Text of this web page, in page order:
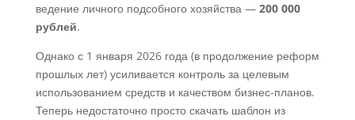
ведение личного подсобного хозяйства — 200 000
рублей.
Однако с 1 января 2026 года (в продолжение реформ
прошлых лет) усиливается контроль за целевым
использованием средств и качеством бизнес-планов.
Теперь недостаточно просто скачать шаблон из